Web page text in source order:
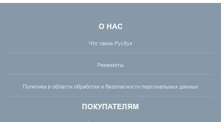
О НАС
Что такое Русбук
Реквизиты
Политика в области обработки и безопасности персональных данных
ПОКУПАТЕЛЯМ